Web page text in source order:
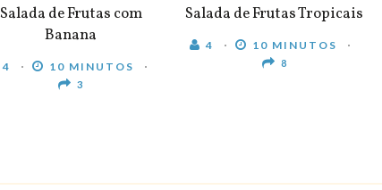
Salada de Frutas com
Banana
4 10 MINUTOS
3
Salada de Frutas Tropicais
4 10 MINUTOS
8